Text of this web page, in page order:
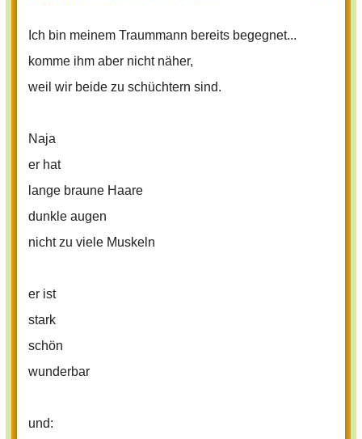
Ich bin meinem Traummann bereits begegnet...
komme ihm aber nicht näher,
weil wir beide zu schüchtern sind.
Naja
er hat
lange braune Haare
dunkle augen
nicht zu viele Muskeln
er ist
stark
schön
wunderbar
und: